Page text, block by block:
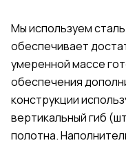
Мы используем
обеспечивает
умеренной массе
обеспечения
конструкции
вертикальный гиб
полотна.